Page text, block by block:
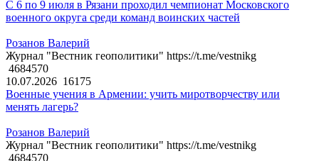
С 6 по 9 июля в Рязани проходил чемпионат Московского
военного округа среди команд воинских частей
Розанов Валерий
Журнал "Вестник геополитики" https://t.me/vestnikg
4684570
10.07.2026 16175
Военные учения в Армении: учить миротворчеству или
менять лагерь?
Розанов Валерий
Журнал "Вестник геополитики" https://t.me/vestnikg
4684570